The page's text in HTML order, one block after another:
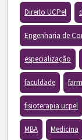
Direito UCPel
Engenharia de
especialização
faculdade
fisioterapia ucpel
MBA Medicina